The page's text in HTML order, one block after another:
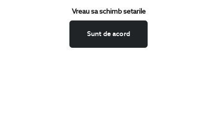
Sunt de acord
Vreau sa schimb setarile
Schimburi si retur
Securitatea datelor
Feedback site
ANPC